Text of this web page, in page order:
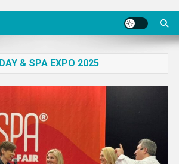
& SPA EXPO 2025